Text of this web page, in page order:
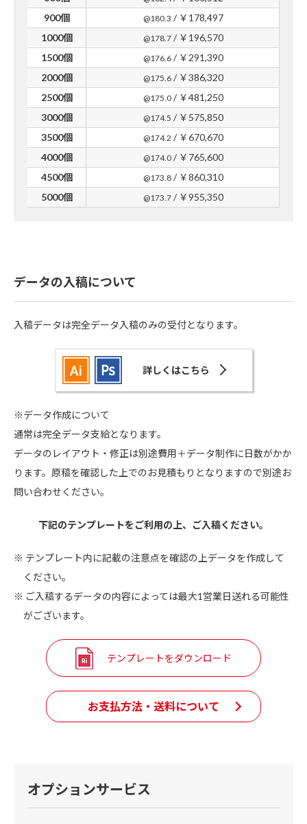
900個
@180.3 / ￥178,497
1000個
@178.7/ ￥196,570
1500個
@176.6/ ￥291,390
2000個
@175.6/ ￥386,320
2500個
@175.0/ ￥481,250
3000個
@174.5 / ￥575,850
3500個
@174.2 / ￥670,670
4000個
@174.0/ ￥765,600
4500個
@173.8/ ￥860,310
5000個
@173.7/ ￥955,350
データの入稿について
入稿データは完全データ入稿のみの受付となります。
詳しくはこちら
※データ作成について
通常は完全データ支給となります。
データのレイアウト・修正は別途費用＋データ制作に日数がかか
ります。原稿を確認した上でのお見積もりとなりますので別途お
問い合わせください。
下記のテンプレートをご利用の上、ご入稿ください。
テンプレート内に記載の注意点を確認の上データを作成して
ください。
ご入稿するデータの内容によっては最大1営業日送れる可能性
がございます。
テンプレートをダウンロード
お支払方法・送料について
オプションサービス